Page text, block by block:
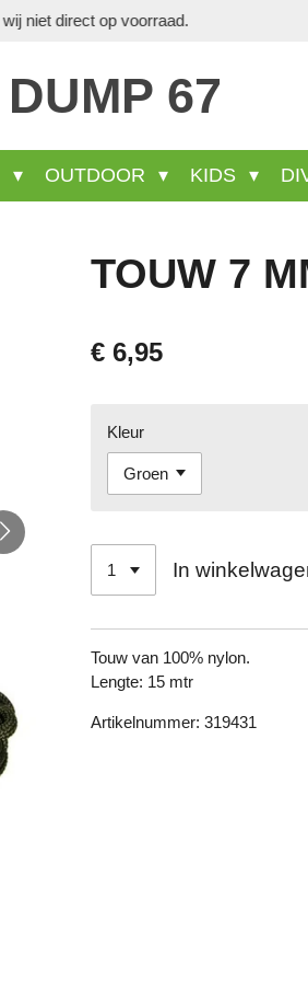
DUMP 67
OUTDOOR KIDS
TOUW 7
€ 6,95
Kleur
In
Touw van 100% nylon.
Lengte: 15 mtr
Artikelnummer: 319431